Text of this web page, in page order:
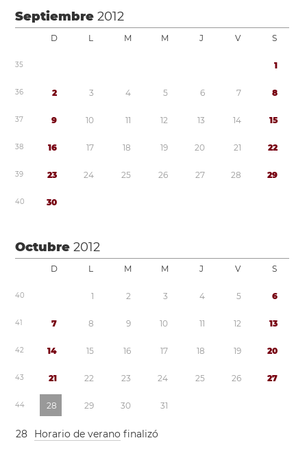
Septiembre2012
D L M M J V S
35 1
36 2 3 4 5 6 7 8
37 9 10 11 12 13 14 15
38 16 17 18 19 20 21 22
39 23 24 25 26 27 28 29
40 30
Octubre2012
D L M M J V S
40 1 2 3 4 5 6
41 7 8 9 10 11 12 13
42 14 15 16 17 18 19 20
43 21 22 23 24 25 26 27
44 28 29 30 31
28 Horario de verano finalizó